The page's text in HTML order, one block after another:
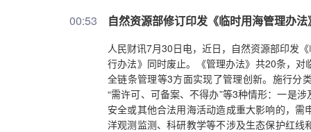
00:53 自然资源部修订印发《临时用海管理办法
人民财讯7月30日电，近日，自然资源部印发
行办法》同时废止。《管理办法》共20条，
全链条管理等3方面实现了管理创新。施行分
“需许可、可备案、不得办”等3种情形：一是
安全或其他合法用海活动造成重大影响的，
洋观测监测、科研教学等不涉及生态保护红